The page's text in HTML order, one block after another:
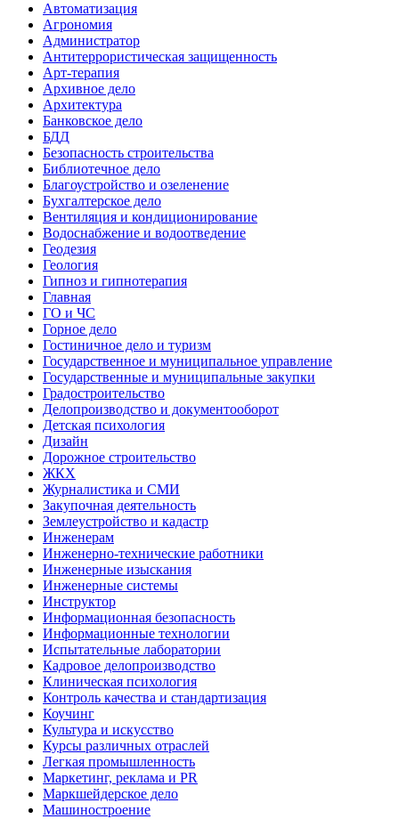
Автоматизация
Агрономия
Администратор
Антитеррористическая защищенность
Арт-терапия
Архивное дело
Архитектура
Банковское дело
БДД
Безопасность строительства
Библиотечное дело
Благоустройство и озеленение
Бухгалтерское дело
Вентиляция и кондиционирование
Водоснабжение и водоотведение
Геодезия
Геология
Гипноз и гипнотерапия
Главная
ГО и ЧС
Горное дело
Гостиничное дело и туризм
Государственное и муниципальное управление
Государственные и муниципальные закупки
Градостроительство
Делопроизводство и документооборот
Детская психология
Дизайн
Дорожное строительство
ЖКХ
Журналистика и СМИ
Закупочная деятельность
Землеустройство и кадастр
Инженерам
Инженерно-технические работники
Инженерные изыскания
Инженерные системы
Инструктор
Информационная безопасность
Информационные технологии
Испытательные лаборатории
Кадровое делопроизводство
Клиническая психология
Контроль качества и стандартизация
Коучинг
Культура и искусство
Курсы различных отраслей
Легкая промышленность
Маркетинг, реклама и PR
Маркшейдерское дело
Машиностроение